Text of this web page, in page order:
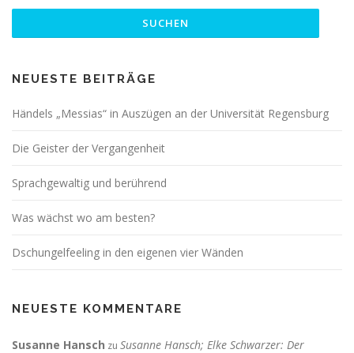
NEUESTE BEITRÄGE
Händels „Messias“ in Auszügen an der Universität Regensburg
Die Geister der Vergangenheit
Sprachgewaltig und berührend
Was wächst wo am besten?
Dschungelfeeling in den eigenen vier Wänden
NEUESTE KOMMENTARE
Susanne Hansch zu Susanne Hansch; Elke Schwarzer: Der